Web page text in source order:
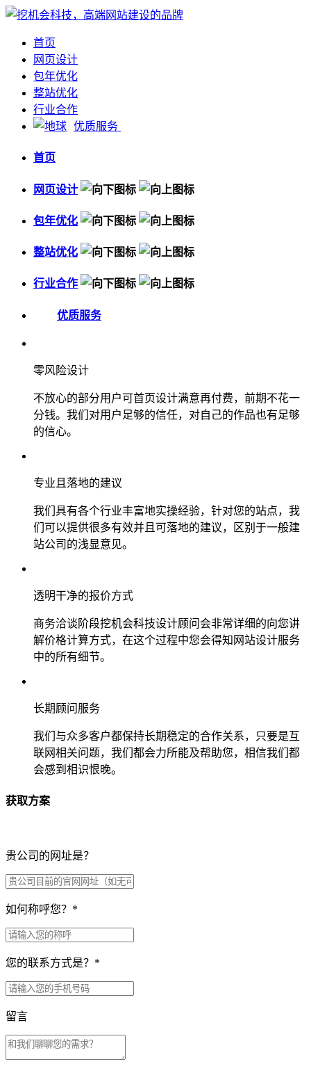
首页
网页设计
包年优化
整站优化
行业合作
优质服务
首页
网页设计
包年优化
整站优化
行业合作
优质服务
零风险设计
不放心的部分用户可首页设计满意再付费，前期不花一
分钱。我们对用户足够的信任，对自己的作品也有足够
的信心。
专业且落地的建议
我们具有各个行业丰富地实操经验，针对您的站点，我
们可以提供很多有效并且可落地的建议，区别于一般建
站公司的浅显意见。
透明干净的报价方式
商务洽谈阶段挖机会科技设计顾问会非常详细的向您讲
解价格计算方式，在这个过程中您会得知网站设计服务
中的所有细节。
长期顾问服务
我们与众多客户都保持长期稳定的合作关系，只要是互
联网相关问题，我们都会力所能及帮助您，相信我们都
会感到相识恨晚。
获取方案
贵公司的网址是？
如何称呼您？ *
您的联系方式是？ *
留言